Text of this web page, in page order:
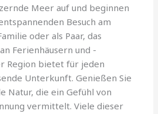
Meer auf und beginnen
Besuch am
oder als Paar, das
Ferienhäusern und -
Region bietet für jeden
Unterkunft. Genießen Sie
Natur, die ein Gefühl von
vermittelt. Viele dieser